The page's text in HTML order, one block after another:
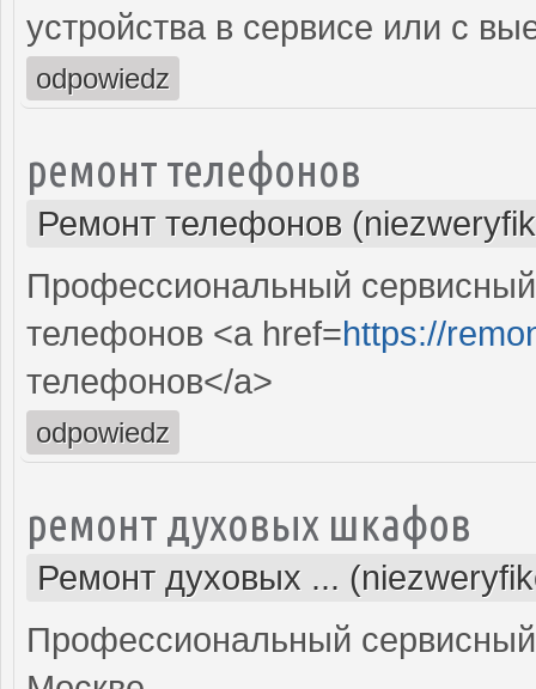
устройства в сервисе или с
odpowiedz
ремонт телефонов
Ремонт телефонов
Профессиональный
телефонов <a href=https://
телефонов</a>
odpowiedz
ремонт духовых шкафов
Ремонт духовых ...
Профессиональный